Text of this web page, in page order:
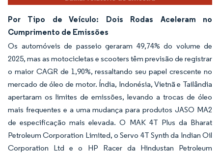
Por Tipo de Veículo: Dois Rodas Aceleram no
Cumprimento de Emissões
Os automóveis de passeio geraram 49,74% do volume de
2025, mas as motocicletas e scooters têm previsão de registrar
o maior CAGR de 1,90%, ressaltando seu papel crescente no
mercado de óleo de motor. Índia, Indonésia, Vietnã e Tailândia
apertaram os limites de emissões, levando a trocas de óleo
mais frequentes e a uma mudança para produtos JASO MA2
de especificação mais elevada. O MAK 4T Plus da Bharat
Petroleum Corporation Limited, o Servo 4T Synth da Indian Oil
Corporation Ltd e o HP Racer da Hindustan Petroleum